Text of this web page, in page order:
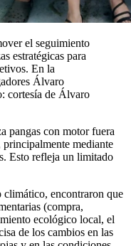
el seguimiento
estratégicas para
En la
Álvaro
cortesía de Álvaro
pangas con motor fuera
mediante
Esto refleja un limitado
encontraron que
(compra,
ecológico local, el
de los cambios en las